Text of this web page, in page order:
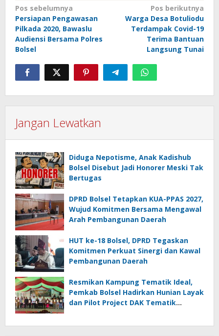
Navigasi
pos
Pos sebelumnya
Persiapan Pengawasan
Pilkada 2020, Bawaslu
Audiensi Bersama Polres
Bolsel
Pos berikutnya
Warga Desa Botuliodu
Terdampak Covid-19
Terima Bantuan
Langsung Tunai
Jangan Lewatkan
Diduga Nepotisme, Anak Kadishub
Bolsel Disebut Jadi Honorer Meski Tak
Bertugas
DPRD Bolsel Tetapkan KUA-PPAS 2027,
Wujud Komitmen Bersama Mengawal
Arah Pembangunan Daerah
HUT ke-18 Bolsel, DPRD Tegaskan
Komitmen Perkuat Sinergi dan Kawal
Pembangunan Daerah
Resmikan Kampung Tematik Ideal,
Pemkab Bolsel Hadirkan Hunian Layak
dan Pilot Project DAK Tematik